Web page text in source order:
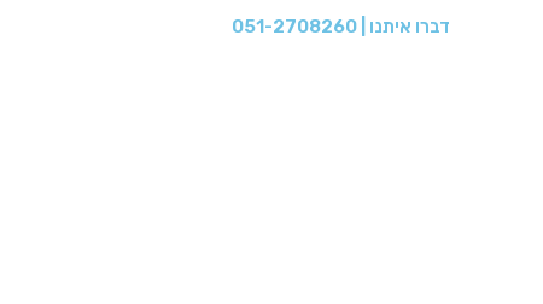
דברו איתנו | 051-2708260